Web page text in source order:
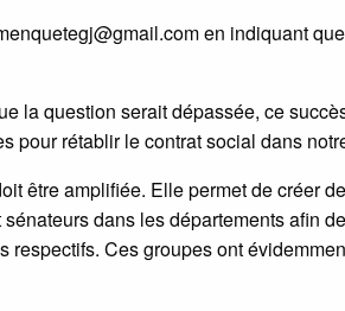
en indiquant
la question serait dépassée, ce
pour rétablir le contrat social dans
être amplifiée. Elle permet de créer
dans les départements afin
respectifs. Ces groupes ont